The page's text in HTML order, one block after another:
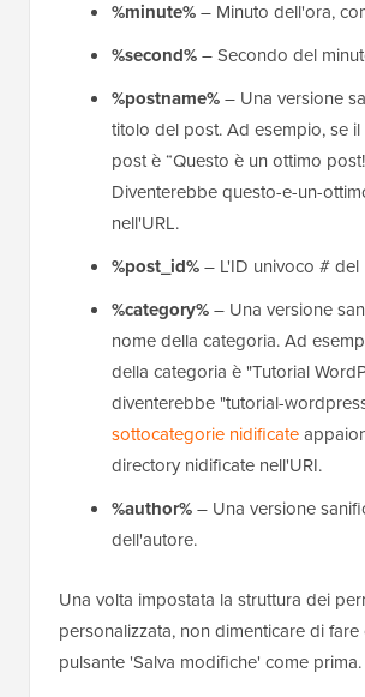
%minute%– Minuto dell'ora,
%second%– Secondo del
%postname%– Una versione
titolo del post. Ad esempio, se
post è “Questo è un ottimo
Diventerebbe questo-e-un-
nell'URL.
%post_id%– L'ID univoco # del
%category%– Una versione
nome della categoria. Ad
della categoria è "Tutorial
diventerebbe "tutorial-
sottocategorie nidificate
directory nidificate nell'URI.
%author%– Una versione
dell'autore.
Una volta impostata la struttura dei
personalizzata, non dimenticare di fare
pulsante 'Salva modifiche' come prima.